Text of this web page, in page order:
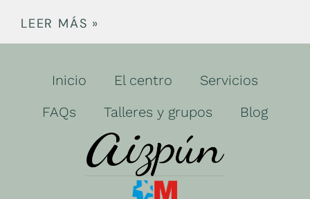
LEER MÁS »
Inicio El centro
Servicios
FAQs
Talleres y grupos Blog